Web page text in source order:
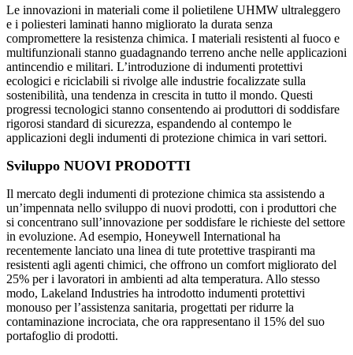
Le innovazioni in materiali come il polietilene UHMW ultraleggero
e i poliesteri laminati hanno migliorato la durata senza
compromettere la resistenza chimica. I materiali resistenti al fuoco e
multifunzionali stanno guadagnando terreno anche nelle applicazioni
antincendio e militari. L’introduzione di indumenti protettivi
ecologici e riciclabili si rivolge alle industrie focalizzate sulla
sostenibilità, una tendenza in crescita in tutto il mondo. Questi
progressi tecnologici stanno consentendo ai produttori di soddisfare
rigorosi standard di sicurezza, espandendo al contempo le
applicazioni degli indumenti di protezione chimica in vari settori.
Sviluppo NUOVI PRODOTTI
Il mercato degli indumenti di protezione chimica sta assistendo a
un’impennata nello sviluppo di nuovi prodotti, con i produttori che
si concentrano sull’innovazione per soddisfare le richieste del settore
in evoluzione. Ad esempio, Honeywell International ha
recentemente lanciato una linea di tute protettive traspiranti ma
resistenti agli agenti chimici, che offrono un comfort migliorato del
25% per i lavoratori in ambienti ad alta temperatura. Allo stesso
modo, Lakeland Industries ha introdotto indumenti protettivi
monouso per l’assistenza sanitaria, progettati per ridurre la
contaminazione incrociata, che ora rappresentano il 15% del suo
portafoglio di prodotti.